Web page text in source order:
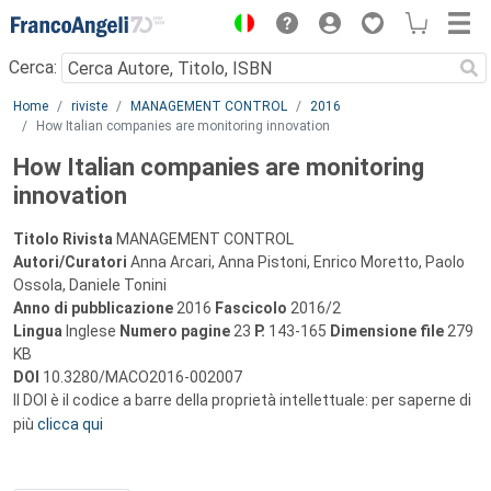
Menu
Cerca:
Main content
Home riviste MANAGEMENT CONTROL
2016
How Italian companies are monitoring innovation
How Italian companies are monitoring
innovation
Titolo Rivista MANAGEMENT CONTROL
Autori/Curatori Anna Arcari, Anna Pistoni, Enrico Moretto, Paolo
Ossola, Daniele Tonini
Anno di pubblicazione 2016 Fascicolo 2016/2
Lingua Inglese Numero pagine 23 P. 143-165 Dimensione file 279
KB
DOI 10.3280/MACO2016-002007
Il DOI è il codice a barre della proprietà intellettuale: per saperne di
più clicca qui